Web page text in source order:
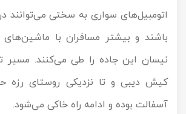
اتومبیل‌های سواری به سختی می‌توانند
باشند و بیشتر مسافران با
نیسان این جاده را طی می‌کنند. مسیر
آسفالت بوده و ادامه راه خاکی می‌شود.